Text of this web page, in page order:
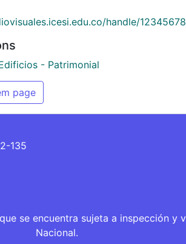
handle/
- Patrimonial
page
135
se encuentra sujeta a inspección y
Nacional.